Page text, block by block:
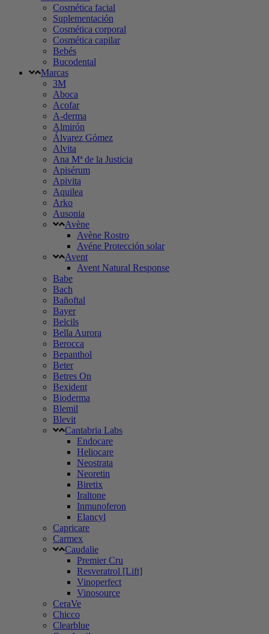
Cosmética facial
Suplementación
Cosmética corporal
Cosmética capilar
Bebés
Bucodental
Marcas
3M
Aboca
Acofar
A-derma
Almirón
Álvarez Gómez
Alvita
Ana Mª de la Justicia
Apisérum
Apivita
Aquilea
Arko
Ausonia
Avène
Avène Rostro
Avéne Protección solar
Avent
Avent Natural Response
Babe
Bach
Bañoftal
Bayer
Belcils
Bella Aurora
Berocca
Bepanthol
Beter
Betres On
Bexident
Bioderma
Blemil
Blevit
Cantabria Labs
Endocare
Heliocare
Neostrata
Neoretin
Biretix
Iraltone
Inmunoferon
Elancyl
Capricare
Carmex
Caudalie
Premier Cru
Resveratrol [Lift]
Vinoperfect
Vinosource
CeraVe
Chicco
Clearblue